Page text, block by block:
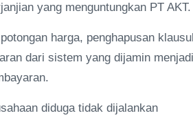
yang menguntungkan PT
harga, penghapusan
dari sistem yang dijamin menjadi
diduga tidak dijalankan